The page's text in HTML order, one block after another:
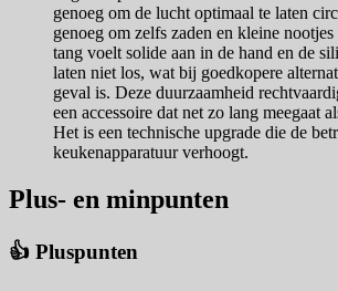
genoeg om de lucht optimaal te laten
genoeg om zelfs zaden en kleine
tang voelt solide aan in de hand en de
laten niet los, wat bij goedkopere
geval is. Deze duurzaamheid
een accessoire dat net zo lang meegaat
Het is een technische upgrade die de
keukenapparatuur verhoogt.
Plus- en minpunten
👍 Pluspunten